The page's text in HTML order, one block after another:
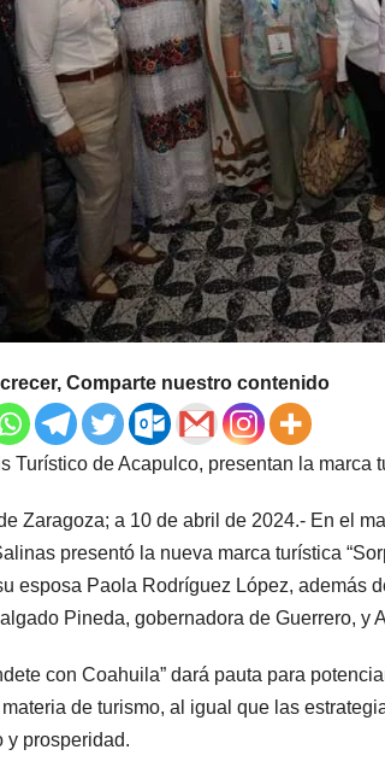
Comparte nuestro contenido
Turístico de Acapulco, presentan la marca
Zaragoza; a 10 de abril de 2024.- En el
presentó la nueva marca turística
esposa Paola Rodríguez López, además
Pineda, gobernadora de Guerrero, y
con Coahuila” dará pauta para
de turismo, al igual que las
y prosperidad.